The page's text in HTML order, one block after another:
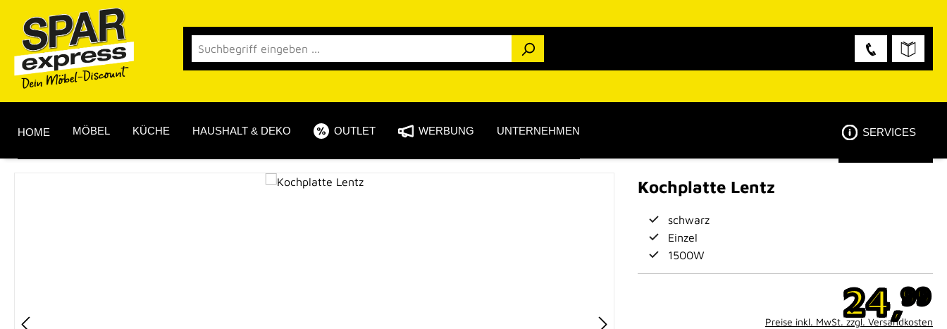
Hauptinhalt springen
Zur Suche springen
Zur Hauptnavigation springen
HOME MÖBEL KÜCHE HAUSHALT & DEKO OUTLET WERBUNG UNTERNEHMEN SERVICES
Kochplatte Lentz
schwarz
Einzel
1500W
24,99
Preise inkl. MwSt. zzgl. Versandkosten